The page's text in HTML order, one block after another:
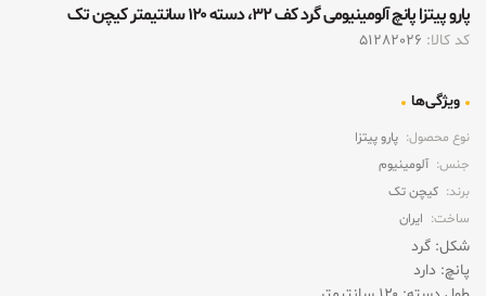
پارو پیتزا پانچ آلومینیومی گرد کف ۳۲، دسته ۱۲۰ سانتیمتر کیچن تک
کد کالا: 51282026
ویژگی‌ها
نوع محصول: پارو پیتزا
جنس: آلومینیوم
برند: کیچن تک
ساخت: ایران
شکل: گرد
پانچ: دارد